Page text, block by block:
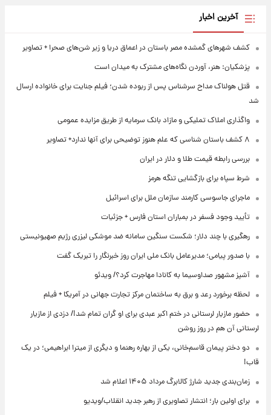
آخرین اخبار
کشف شهرهای گمشده مصر باستان در اعماق دریا و زیر شن‌های صحرا + تصاویر
پزشکیان: هنر، آوردن نگاه‌های مشترک به میدان است
قتل هولناک مداح سرشناس پس از ربوده شدن؛ فیلم جنایت برای خانواده ارسال
شد
واگذاری املاک تملیکی و مازاد بانک سرمایه از طریق مزایده عمومی
۸ کشف باستان شناسی که علم هنوز توضیحی برای آنها ندارد+ تصاویر
بررسی رابطه قیمت طلا و دلار در ایران
شرط سپاه برای بازگشایی تنگه هرمز
ماجرای جاسوسی کارمند سازمان ملل برای اسرائیل
تأیید وجود فسفر در بمباران استان فارس + جزئیات
رهگیری با چند دلار؛ شکست سنگین سامانه ضد موشکی لیزری رژیم صهیونیستی
با صدور پیامی؛ مدیرعامل بانک ملی ایران روز خبرنگار را تبریک گفت
آشپز مشهور صداوسیما به کانادا مهاجرت کرد؟/ ویدئو
لحظه برخورد رعد و برق به ساختمان مرکز تجارت جهانی در آمریکا + فیلم
حضور مازیار لرستانی در ختم اکبر عبدی برای او گران تمام شد!/ دزدی از مازیار
لرستانی آن هم در روز روشن
دو دختر پیمان قاسم‌خانی، یکی از بهاره رهنما و دیگری از میترا ابراهیمی؛ در یک
قاب!
زمان‌بندی جدید شارژ کالابرگ مرداد ۱۴۰۵ اعلام شد
برای اولین بار؛ انتشار تصاویری از رهبر جدید انقلاب/ویدیو